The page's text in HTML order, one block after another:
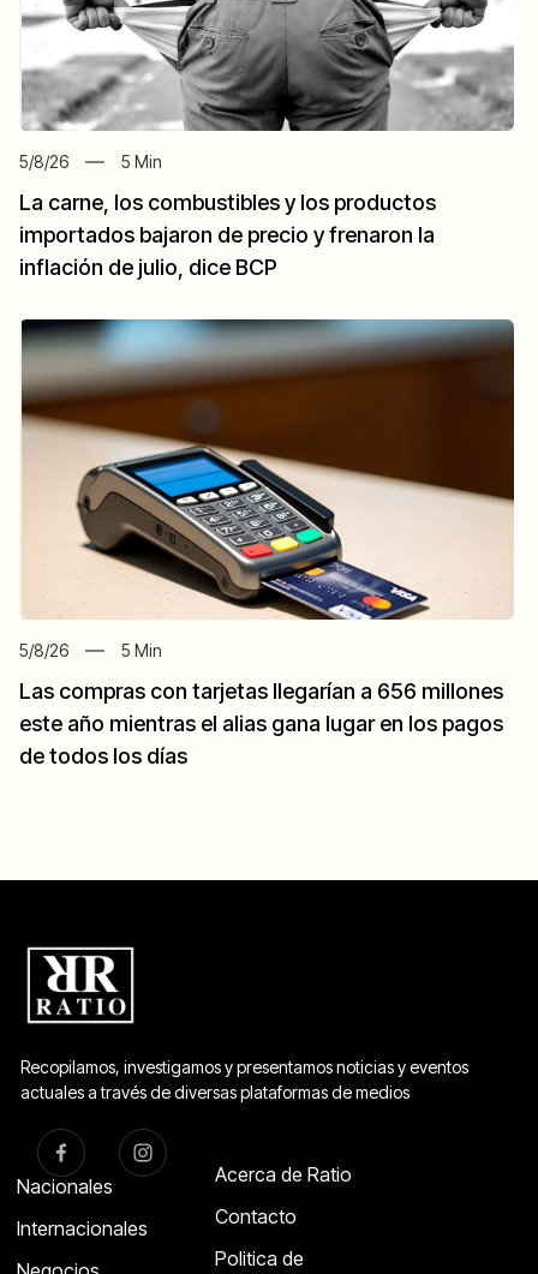
5/8/26 5 Min
La carne, los combustibles y los productos
importados bajaron de precio y frenaron la
inflación de julio, dice BCP
5/8/26 5 Min
Las compras con tarjetas llegarían a 656 millones
este año mientras el alias gana lugar en los pagos
de todos los días
Recopilamos, investigamos y presentamos noticias y eventos
actuales a través de diversas plataformas de medios
Nacionales
Internacionales
Acerca de Ratio
Contacto
Politica de